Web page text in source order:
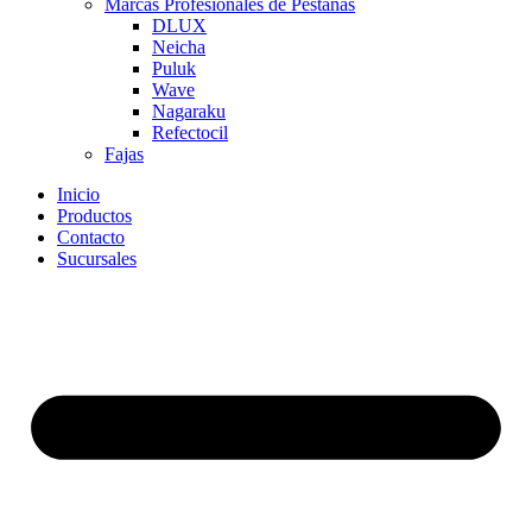
DLUX
Neicha
Puluk
Wave
Nagaraku
Refectocil
Fajas
Inicio
Productos
Contacto
Sucursales